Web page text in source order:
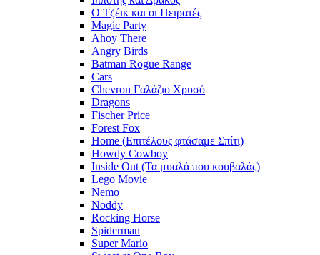
Ο Τζέικ και οι Πειρατές
Magic Party
Ahoy There
Angry Birds
Batman Rogue Range
Cars
Chevron Γαλάζιο Χρυσό
Dragons
Fischer Price
Forest Fox
Home (Επιτέλους φτάσαμε Σπίτι)
Howdy Cowboy
Inside Out (Τα μυαλά που κουβαλάς)
Lego Movie
Nemo
Noddy
Rocking Horse
Spiderman
Super Mario